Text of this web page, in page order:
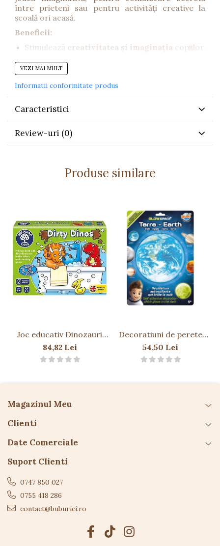
între prieteni sau pentru activități creative la
școală ori acasă.
Beneficii:
Stimulează creativitatea și imaginația copiilor.
Încurajează
Perfect pentru activități de
amuzant.
Stilou cu cerneală invizibilă
lumină UV
.
Baterii incluse – 3x LR41 (neînlocuibile).
Dimensiuni cutie:11.2 x 5.5 x 11.2 cm
Vârstă recomandată:
4 ani+
Bateriilesunt incluseși nu pot fi înlocuite.
Avertismente:
Nu este potrivit pentru copiii sub 3 ani –
conține piese mici, pericol de înghițire.
sub supravegherea unui adult.
Culorile și conținutul pot varia ușor.
VEZI MAI MULT
Informatii conformitate produs
Caracteristici
Review-uri (0)
Produse similare
Joc educativ Dinozauri
Murdari DIRTY DINOS
84,82 Lei
Decoratiuni de perete
fosforescente - Planeta
Pamant
54,50 Lei
Magazinul Meu
Clienti
Date Comerciale
Suport Clienti
0747 850 027
0755 418 286
contact@buburici.ro